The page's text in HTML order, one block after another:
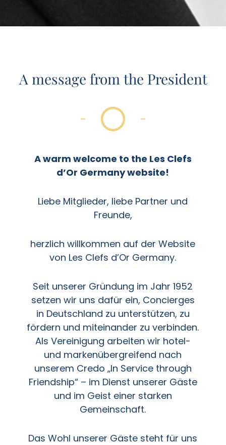
Herzlich Willkommen bei
Die Goldenen Schlüssel
Deutschland e.V.
Mehr Informationen
A message from the President
A warm welcome to the Les Clefs
d’Or Germany website!
Liebe Mitglieder, liebe Partner und
Freunde,
herzlich willkommen auf der Website
von Les Clefs d’Or Germany.
Seit unserer Gründung im Jahr 1952
setzen wir uns dafür ein, Concierges
in Deutschland zu unterstützen, zu
fördern und miteinander zu verbinden.
Als Vereinigung arbeiten wir hotel-
und markenübergreifend nach
unserem Credo „In Service through
Friendship“ – im Dienst unserer Gäste
und im Geist einer starken
Gemeinschaft.
Das Wohl unserer Gäste steht für uns